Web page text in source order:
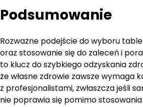
Podsumowanie
Rozważne podejście do wyboru
oraz stosowanie się do zaleceń i
to klucz do szybkiego odzyskania
że własne zdrowie zawsze wymaga
z profesjonalistami, zwłaszcza jeśli
nie poprawia się pomimo